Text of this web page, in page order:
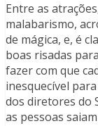
Entre as
malabarismo,
de mágica, e, é
boas risadas
fazer com que
inesquecível
dos diretores do
as pessoas